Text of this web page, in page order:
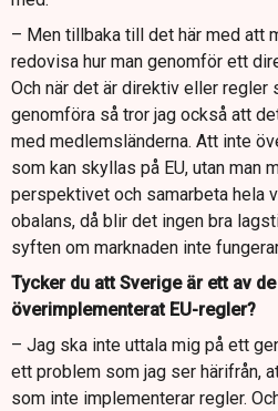
– Men tillbaka till det här med att
redovisa hur man genomför ett
Och när det är direktiv eller regler
genomföra så tror jag också att
med medlemsländerna. Att inte
som kan skyllas på EU, utan man
perspektivet och samarbeta hela
obalans, då blir det ingen bra
syften om marknaden inte
Tycker du att Sverige är ett av
överimplementerat EU-regler?
– Jag ska inte uttala mig på ett
ett problem som jag ser härifrån,
som inte implementerar regler.